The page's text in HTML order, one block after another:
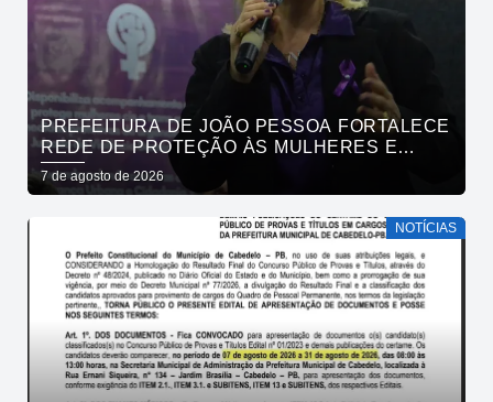
PREFEITURA DE JOÃO PESSOA FORTALECE
REDE DE PROTEÇÃO ÀS MULHERES E
ENTENDE QUE ACOLHER É SALVAR VIDAS
7 de agosto de 2026
NOTÍCIAS